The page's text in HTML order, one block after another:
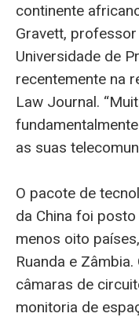
continente
Gravett,
Universidade de
recentemente na
Law Journal.
as suas
O pacote de
da China foi
menos oito
Ruanda e
câmaras de
monitoria de